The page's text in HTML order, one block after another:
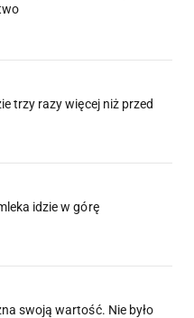
trzy razy więcej niż przed
idzie w górę
swoją wartość. Nie było